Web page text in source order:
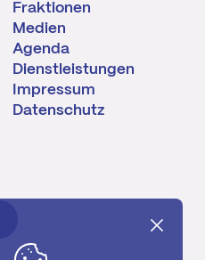
Fraktionen
Medien
Agenda
Dienstleistungen
Impressum
Datenschutz